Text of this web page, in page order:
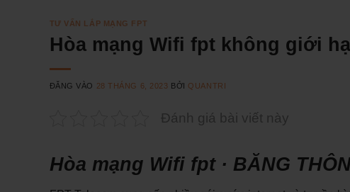
TƯ VẤN LẮP MẠNG FPT
Hòa mạng Wifi fpt không giới
ĐĂNG VÀO 28 THÁNG 6, 2023 BỞI QUANTRI
Đánh giá bài viết này
Hòa mạng Wifi fpt · BĂNG